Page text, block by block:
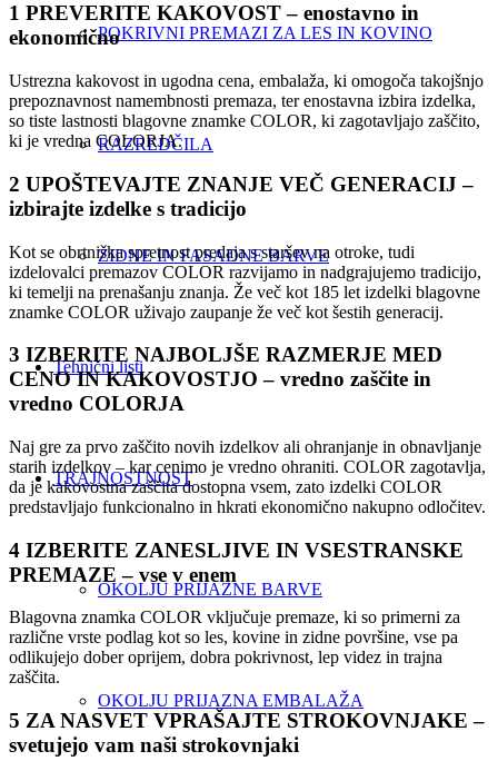
POKRIVNI PREMAZI ZA LES IN KOVINO
RAZREDČILA
ZIDNE IN FASADNE BARVE
Tehnični listi
TRAJNOSTNOST
OKOLJU PRIJAZNE BARVE
OKOLJU PRIJAZNA EMBALAŽA
1 PREVERITE KAKOVOST– enostavno in
ekonomično
Ustrezna kakovost in ugodna cena, embalaža, ki omogoča takojšnjo
prepoznavnost namembnosti premaza, ter enostavna izbira izdelka,
so tiste lastnosti blagovne znamke COLOR, ki zagotavljajo zaščito,
ki je vredna COLORJA.
2 UPOŠTEVAJTE ZNANJE VEČ GENERACIJ–
izbirajte izdelke s tradicijo
Kot se obrtniška spretnost predaja s staršev na otroke, tudi
izdelovalci premazov COLOR razvijamo in nadgrajujemo tradicijo,
ki temelji na prenašanju znanja. Že več kot 185 let izdelki blagovne
znamke COLOR uživajo zaupanje že več kot šestih generacij.
3 IZBERITE NAJBOLJŠE RAZMERJE MED
CENO IN KAKOVOSTJO – vredno zaščite in
vredno COLORJA
Naj gre za prvo zaščito novih izdelkov ali ohranjanje in obnavljanje
starih izdelkov – kar cenimo je vredno ohraniti. COLOR zagotavlja,
da je kakovostna zaščita dostopna vsem, zato izdelki COLOR
predstavljajo funkcionalno in hkrati ekonomično nakupno odločitev.
4 IZBERITE ZANESLJIVE IN VSESTRANSKE
PREMAZE – vse v enem
Blagovna znamka COLOR vključuje premaze, ki so primerni za
različne vrste podlag kot so les, kovine in zidne površine, vse pa
odlikujejo dober oprijem, dobra pokrivnost, lep videz in trajna
zaščita.
5 ZA NASVET VPRAŠAJTE STROKOVNJAKE –
svetujejo vam naši strokovnjaki